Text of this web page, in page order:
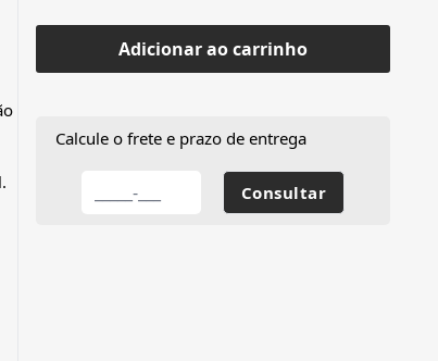
Adicionar ao carrinho
Calcule o frete e prazo de entrega